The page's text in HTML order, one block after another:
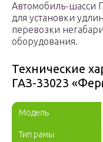
Автомобиль-шасси
для установки
перевозки
оборудования.
Технические
ГАЗ-33023
Модель
Тип рамы